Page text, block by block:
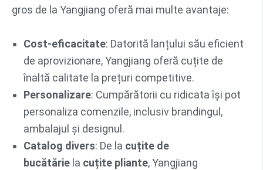
gros de la Yangjiang oferă mai multe avantaje:
Cost-eficacitate: Datorită lanțului său eficient
de aprovizionare, Yangjiang oferă cuțite de
înaltă calitate la prețuri competitive.
Personalizare: Cumpărătorii cu ridicata își pot
personaliza comenzile, inclusiv brandingul,
ambalajul și designul.
Catalog divers: De la cuțite de
bucătărie la cuțite pliante, Yangjiang